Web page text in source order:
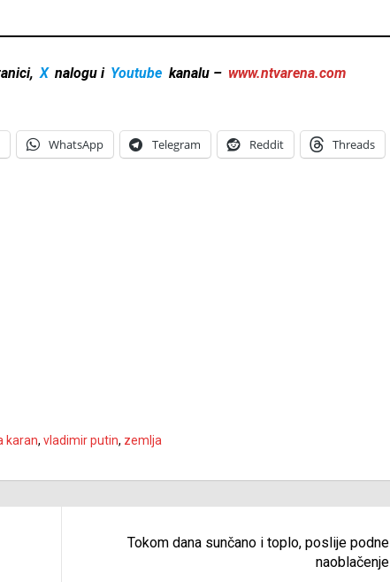
X nalogu i Youtube kanalu – www.ntvarena.com
WhatsApp Telegram Reddit Threads
karan, vladimir putin, zemlja
Tokom dana sunčano i toplo, poslije podne
naoblačenje